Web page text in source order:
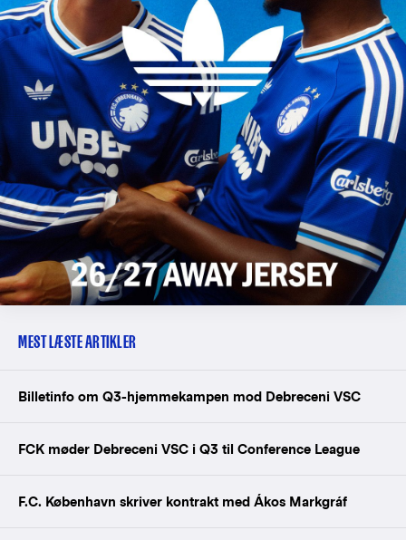
MEST LÆSTE ARTIKLER
Billetinfo om Q3-hjemmekampen mod Debreceni VSC
FCK møder Debreceni VSC i Q3 til Conference League
F.C. København skriver kontrakt med Ákos Markgráf